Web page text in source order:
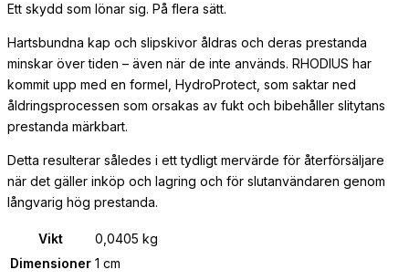
Ett skydd som lönar sig. På flera sätt.
Hartsbundna kap och slipskivor åldras och deras prestanda
minskar över tiden – även när de inte används. RHODIUS har
kommit upp med en formel, HydroProtect, som saktar ned
åldringsprocessen som orsakas av fukt och bibehåller slitytans
prestanda märkbart.
Detta resulterar således i ett tydligt mervärde för återförsäljare
när det gäller inköp och lagring och för slutanvändaren genom
långvarig hög prestanda.
Vikt
0,0405 kg
Dimensioner 1 cm